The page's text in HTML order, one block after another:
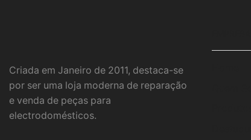
Criada em Janeiro de 2011, destaca-se
por ser uma loja moderna de reparação
e venda de peças para
electrodomésticos.